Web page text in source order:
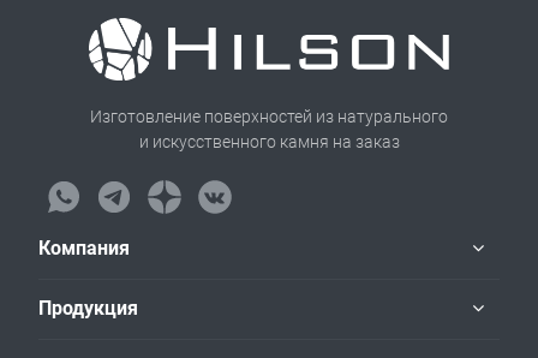
Изготовление поверхностей из натурального
и искусственного камня на заказ
Компания
Продукция